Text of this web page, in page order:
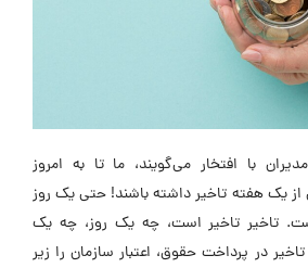
با افتخار می‌گویند، ما تا به امروز
یک هفته تاخیر داشته باشند! حتی یک روز
تاخیر تاخیر است، چه یک روز، چه یک
در پرداخت حقوق، اعتبار سازمان را زیر